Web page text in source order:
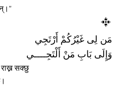
مَن لِى غَيْرُكُمْ أَرْتَجِي
وَإِلَى بَابِ مَنْ أَلْتَجِــــي
सक्छु